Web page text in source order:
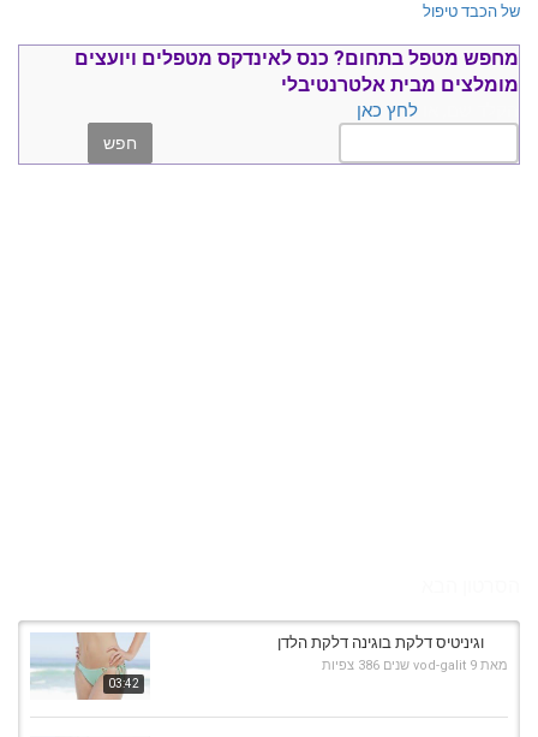
של הכבד טיפול
מחפש מטפל בתחום? כנס לאינדקס מטפלים ויועצים
מומלצים מבית אלטרנטיבלי
לחץ כאן
03:42
וגיניטיס דלקת בוגינה דלקת הלדן
מאת vod-galit 9 שנים 386 צפיות